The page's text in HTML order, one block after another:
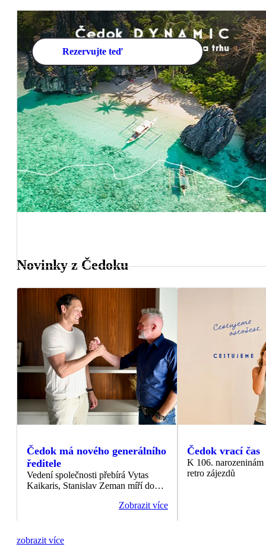
Rezervujte teď
Novinky z Čedoku
Čedok má nového generálního
ředitele
Vedení společnosti přebírá Vytas
Kaikaris, Stanislav Zeman míří do
Zobrazit více
Čedok vrací čas
K 106.
retro zájezdů
zobrazit více